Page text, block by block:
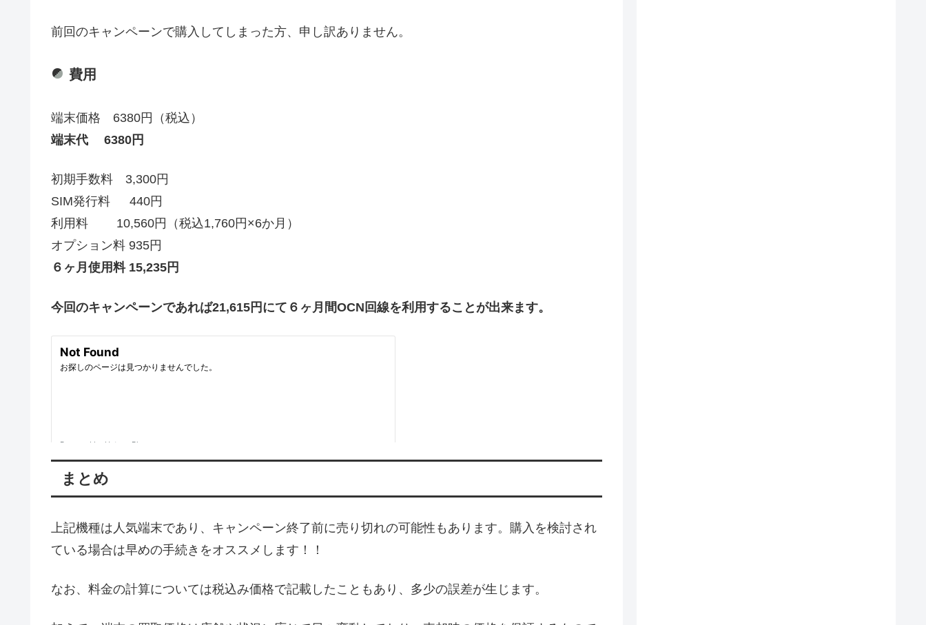
前回のキャンペーンで購入してしまった方、申し訳ありません。
費用
端末価格 6380円（税込）
端末代 6380円
初期手数料 3,300円
SIM発行料 440円
利用料 10,560円（税込1,760円×6か月）
オプション料 935円
６ヶ月使用料 15,235円
今回のキャンペーンであれば21,615円にて６ヶ月間OCN回線を利用することが出来ます。
まとめ
上記機種は人気端末であり、キャンペーン終了前に売り切れの可能性もあります。購入を検討され
ている場合は早めの手続きをオススメします！！
なお、料金の計算については税込み価格で記載したこともあり、多少の誤差が生じます。